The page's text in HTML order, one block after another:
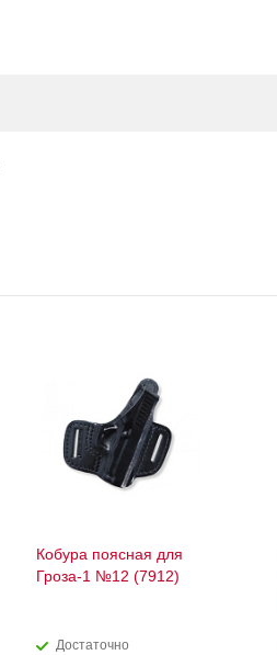
Кобура поясная для
Гроза-1 №12 (7912)
Достаточно